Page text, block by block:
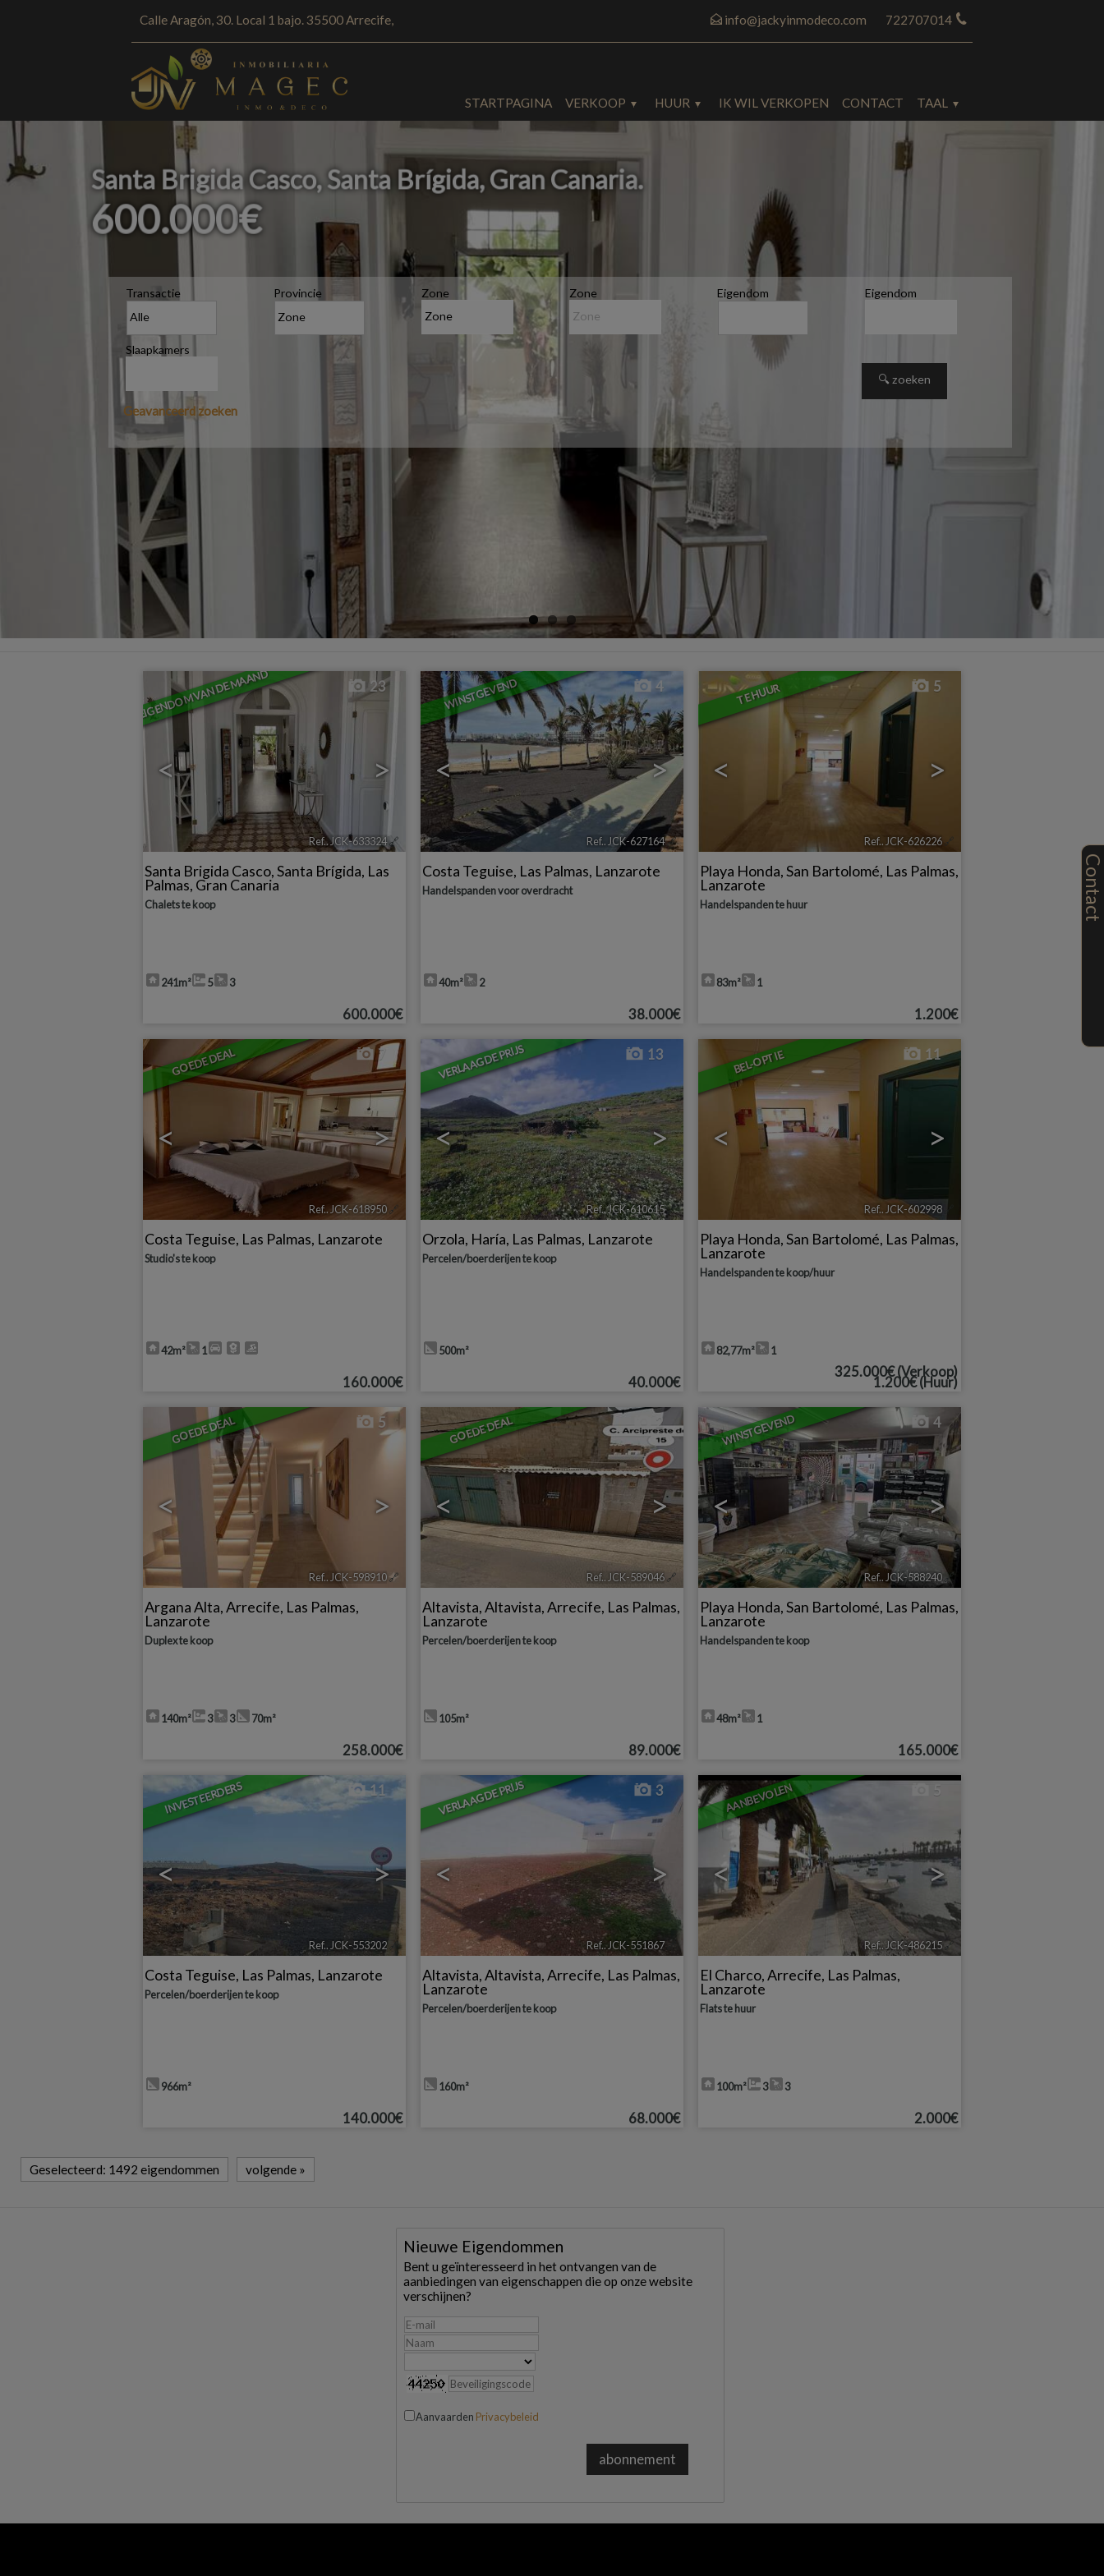
Calle Aragón, 30. Local 1 bajo. 35500 Arrecife, 722707014
info@jackyinmodeco.com
STARTPAGINA VERKOOP HUUR IK WIL VERKOPEN CONTACT TAAL
Santa Brigida Casco, Santa Brígida, Gran Canaria.
600.000€
Transactie Provincie Zone Zone Eigendom Eigendom
Slaapkamers
Geavanceerd zoeken
EIGENDOM VAN DE MAAND
< >
23
Ref.. JCK-633324🔗
Santa Brigida Casco,Santa Brígida, Las
Palmas, Gran Canaria
Chalets te koop
241m² 5 3
600.000€
WINSTGEVEND
< >
4
Ref.. JCK-627164🔗
Costa Teguise, Las Palmas, Lanzarote
Handelspanden voor overdracht
40m² 2
38.000€
TE HUUR
< >
5
Ref.. JCK-626226🔗
Playa Honda,San Bartolomé, Las Palmas,
Lanzarote
Handelspanden te huur
83m² 1
1.200€
GOEDE DEAL
< >
7
Ref.. JCK-618950 🔗
Costa Teguise, Las Palmas, Lanzarote
Studio's te koop
42m² 1
160.000€
VERLAAGDE PRIJS
< >
13
Ref.. JCK-610615🔗
Orzola, Haría, Las Palmas, Lanzarote
Percelen/boerderijen te koop
500m²
40.000€
BEL-OPTIE
< >
11
Ref.. JCK-602998
Playa Honda,San Bartolomé, Las Palmas,
Lanzarote
Handelspanden te koop/huur
82,77m² 1
325.000€(Verkoop)
1.200€ (Huur)
GOEDE DEAL
< >
5
Ref.. JCK-598910🔗
Argana Alta,Arrecife, Las Palmas,
Lanzarote
Duplex te koop
140m² 3 3 70m²
258.000€
GOEDE DEAL
< >
2
Ref.. JCK-589046🔗
Altavista,Altavista,Arrecife, Las Palmas,
Lanzarote
Percelen/boerderijen te koop
105m²
89.000€
WINSTGEVEND
< >
4
Ref.. JCK-588240 🔗
Playa Honda,San Bartolomé, Las Palmas,
Lanzarote
Handelspanden te koop
48m² 1
165.000€
INVESTEERDERS
< >
11
Ref.. JCK-553202 🔗
Costa Teguise, Las Palmas, Lanzarote
Percelen/boerderijen te koop
966m²
140.000€
VERLAAGDE PRIJS
< >
3
Ref.. JCK-551867 🔗
Altavista,Altavista,Arrecife, Las Palmas,
Lanzarote
Percelen/boerderijen te koop
160m²
68.000€
AANBEVOLEN
< >
5
Ref.. JCK-486215🔗
El Charco,Arrecife, Las Palmas,
Lanzarote
Flats te huur
100m² 3 3
2.000€
Geselecteerd: 1492 eigendommen volgende »
Nieuwe Eigendommen
Bent u geïnteresseerd in het ontvangen van de
aanbiedingen van eigenschappen die op onze website
verschijnen?
Aanvaarden Privacybeleid